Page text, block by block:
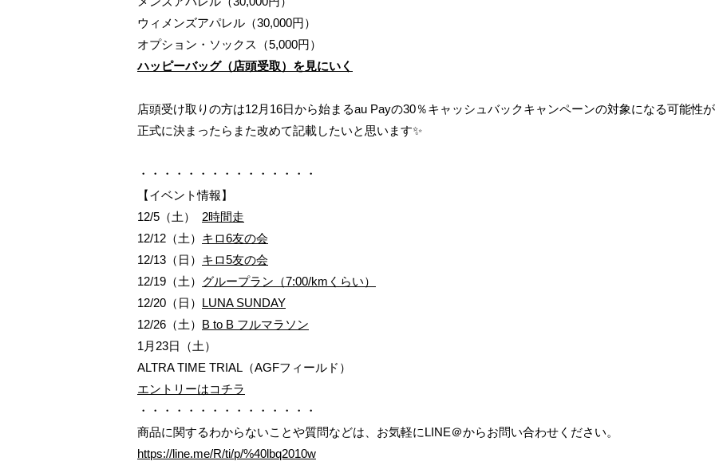
ウィメンズアパレル（30,000円）
オプション・ソックス（5,000円）
ハッピーバッグ（店頭受取）を見にいく
店頭受け取りの方は12月16日から始まるau Payの30％キャッシュバックキャンペーンの対象になる可能性が
正式に決まったらまた改めて記載したいと思います✨
・・・・・・・・・・・・・・・
【イベント情報】
12/5（土） 2時間走
12/12（土） キロ6友の会
12/13（日） キロ5友の会
12/19（土） グループラン（7:00/kmくらい）
12/20（日） LUNA SUNDAY
12/26（土） B to B フルマラソン
1月23日（土）
ALTRA TIME TRIAL（AGFフィールド）
エントリーはコチラ
・・・・・・・・・・・・・・・
商品に関するわからないことや質問などは、お気軽にLINE＠からお問い合わせください。
https://line.me/R/ti/p/%40lbq2010w